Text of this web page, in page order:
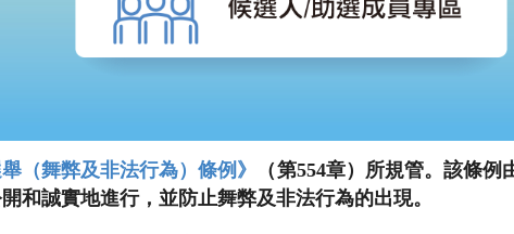
（舞弊及非法行為）條例》
（第554章）所規管。該條
和誠實地進行，並防止舞弊及非法行為的出現。